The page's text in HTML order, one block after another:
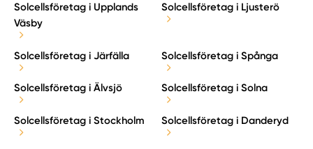
Solcellsföretag i Upplands
Väsby
Solcellsföretag i Ljusterö
Solcellsföretag i Järfälla Solcellsföretag i Spånga
Solcellsföretag i Älvsjö Solcellsföretag i Solna
Solcellsföretag i Stockholm Solcellsföretag i Danderyd